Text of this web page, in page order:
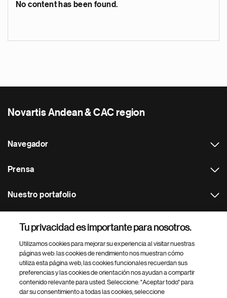
No content has been found.
Novartis Andean & CAC region
Navegador
Prensa
Nuestro portafolio
Footer Site Search
Tu privacidad es importante para nosotros.
Utilizamos cookies para mejorar su experiencia al visitar nuestras
páginas web: las cookies de rendimiento nos muestran cómo
utiliza esta página web, las cookies funcionales recuerdan sus
preferencias y las cookies de orientación nos ayudan a compartir
contenido relevante para usted. Seleccione: "Aceptar todo" para
dar su consentimiento a todas las cookies, seleccione